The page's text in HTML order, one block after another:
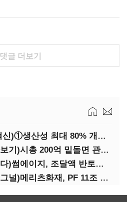
댓글 더보기
[IB토마토](AI 보험혁신)①생산성 최대 80% 개선…현실은 '실행 격차'
[IB토마토](공시톺아보기)시총 200억 밑돌면 관리종목…상폐 피하려면
[IB토마토](유증레이다)썸에이지, 조달액 반토막…시총 200억 못 넘으면 철회
[IB토마토](크레딧시그널)메리츠화재, PF 11조 노출…부동산 사업성 저하 우려